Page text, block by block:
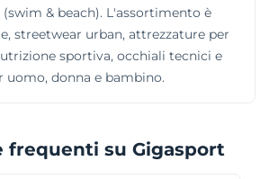
& beach). L'assortimento è
streetwear urban, attrezzature per
sportiva, occhiali tecnici e
uomo, donna e bambino.
frequenti su Gigasport